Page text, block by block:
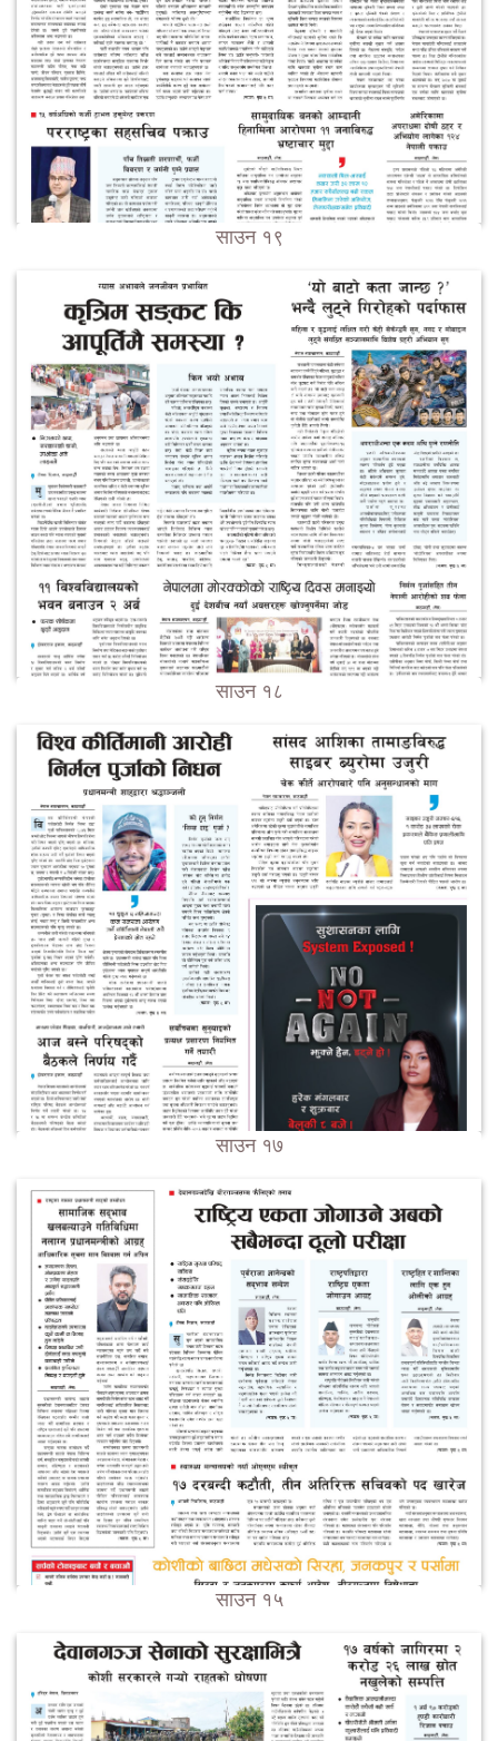
साउन १९
साउन १८
साउन १७
साउन १५